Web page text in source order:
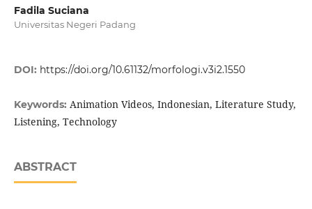
Fadila Suciana
Universitas Negeri Padang
DOI: https://doi.org/10.61132/morfologi.v3i2.1550
Keywords: Animation Videos, Indonesian, Literature Study,
Listening, Technology
ABSTRACT